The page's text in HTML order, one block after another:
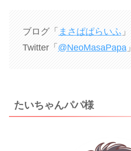
ブログ「 まさぱぱらいふ 」
Twitter「 @NeoMasaPapa」
たいちゃんパパ様